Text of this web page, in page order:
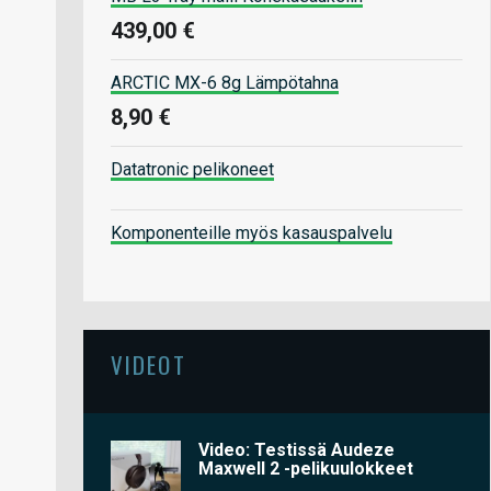
439,00 €
ARCTIC MX-6 8g Lämpötahna
8,90 €
Datatronic pelikoneet
Komponenteille myös kasauspalvelu
VIDEOT
Video: Testissä Audeze
Maxwell 2 -pelikuulokkeet